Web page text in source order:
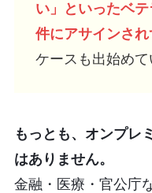
い」といったベ
件にアサインさ
ケースも出始めて
もっとも、オンプレ
はありません。
金融・医療・官公庁